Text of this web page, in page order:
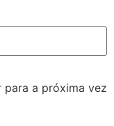
para a próxima vez